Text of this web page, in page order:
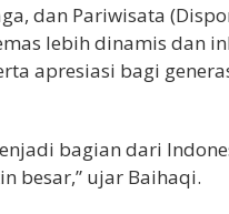
dan Pariwisata
lebih dinamis dan
apresiasi bagi
bagian dari
besar,” ujar Baihaqi.